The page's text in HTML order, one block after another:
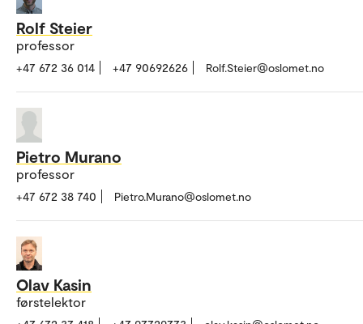
Rolf Steier
professor
+47 672 36 014 +47 90692626 Rolf.Steier@oslomet.no
Pietro Murano
professor
+47 672 38 740 Pietro.Murano@oslomet.no
Olav Kasin
førstelektor